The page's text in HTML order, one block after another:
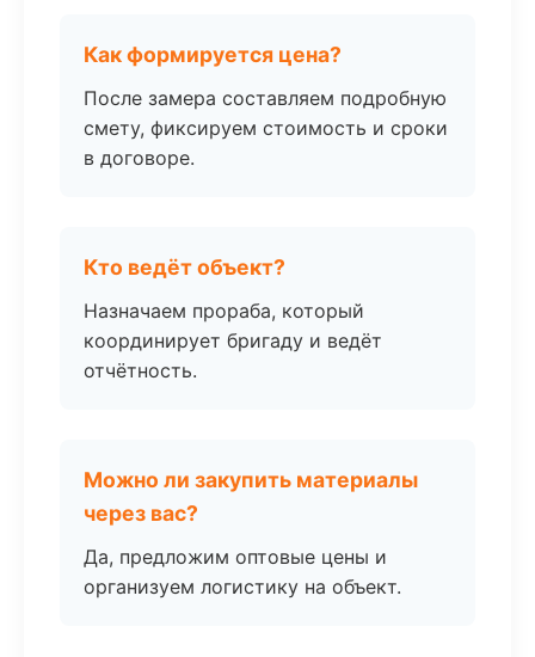
Как формируется цена?
После замера составляем подробную
смету, фиксируем стоимость и сроки
в договоре.
Кто ведёт объект?
Назначаем прораба, который
координирует бригаду и ведёт
отчётность.
Можно ли закупить материалы
через вас?
Да, предложим оптовые цены и
организуем логистику на объект.